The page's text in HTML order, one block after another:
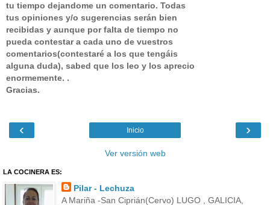
tu tiempo dejandome un comentario. Todas
tus opiniones y/o sugerencias serán bien
recibidas y aunque por falta de tiempo no
pueda contestar a cada uno de vuestros
comentarios(contestaré a los que tengáis
alguna duda), sabed que los leo y los aprecio
enormemente. .
Gracias.
‹ ›
Inicio
Ver versión web
LA COCINERA ES:
Pilar - Lechuza
A Mariña -San Ciprián(Cervo) LUGO , GALICIA,